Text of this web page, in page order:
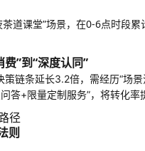
道课堂”场景，在0-6点时段
”到“深度认同”
链条延长3.2倍，需经历“场
答+限量定制服务”，将转化率
径
则